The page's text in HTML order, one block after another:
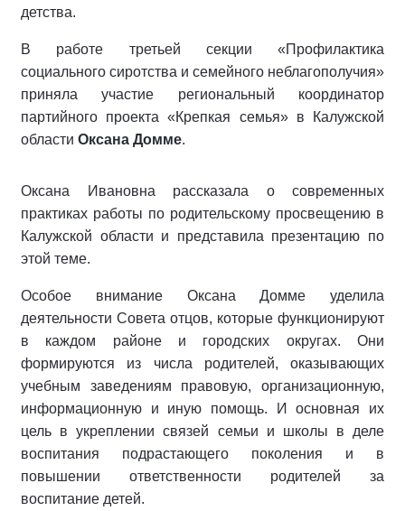
детства.
В работе третьей секции «Профилактика
социального сиротства и семейного неблагополучия»
приняла участие региональный координатор
партийного проекта «Крепкая семья» в Калужской
области Оксана Домме.
Оксана Ивановна рассказала о современных
практиках работы по родительскому просвещению в
Калужской области и представила презентацию по
этой теме.
Особое внимание Оксана Домме уделила
деятельности Совета отцов, которые функционируют
в каждом районе и городских округах. Они
формируются из числа родителей, оказывающих
учебным заведениям правовую, организационную,
информационную и иную помощь. И основная их
цель в укреплении связей семьи и школы в деле
воспитания подрастающего поколения и в
повышении ответственности родителей за
воспитание детей.